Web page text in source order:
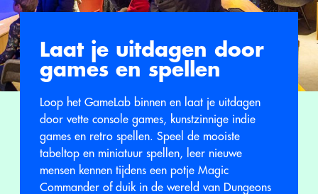
Laat je uitdagen door
games en spellen
Loop het GameLab binnen en laat je uitdagen
door vette console games, kunstzinnige indie
games en retro spellen. Speel de mooiste
tabeltop en miniatuur spellen, leer nieuwe
mensen kennen tijdens een potje Magic
Commander of duik in de wereld van Dungeons